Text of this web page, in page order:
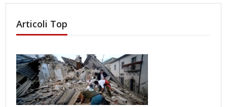
Articoli Top